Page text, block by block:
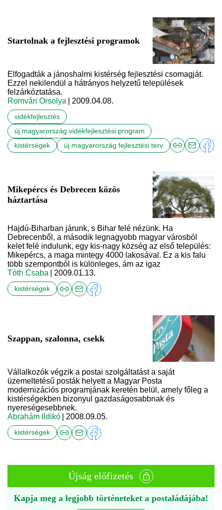
Startolnak a fejlesztési programok
Elfogadták a jánoshalmi kistérség fejlesztési csomagját.
Ezzel nekilendül a hátrányos helyzetű települések
felzárkóztatása.
Romvári Orsolya
| 2009.04.08.
vidékfejlesztés
új magyarország vidékfejlesztési program
kistérségek
új magyarország fejlesztési terv
Mikepércs és Debrecen közös
háztartása
Hajdú-Biharban járunk, s Bihar felé nézünk. Ha
Debrecenből, a második legnagyobb magyar városból
kelet felé indulunk, egy kis-nagy község az első település:
Mikepércs, a maga mintegy 4000 lakosával. Ez a kis falu
több szempontból is különleges, ám az igaz
Tóth Csaba
| 2009.01.13.
kistérségek
Szappan, szalonna, csekk
Vállalkozók végzik a postai szolgáltatást a saját
üzemeltetésű posták helyett a Magyar Posta
modernizációs programjának keretén belül, amely főleg a
kistérségekben bizonyul gazdaságosabbnak és
nyereségesebbnek.
Ábrahám Ildikó
| 2008.09.05.
kistérségek
Újság előfizetés
Kapja meg a legjobb történeteket a postaládájába!